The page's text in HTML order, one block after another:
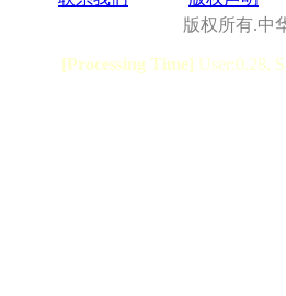
版权所有.中
[Processing Time] User:0.28,